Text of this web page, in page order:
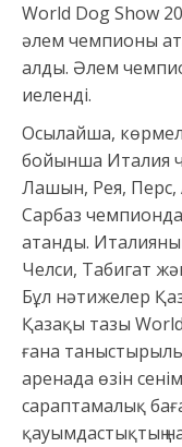
World Dog Show
әлем чемпионы
алды. Әлем
иеленді.
Осылайша,
бойынша Италия
Лашын, Рея, Перс,
Сарбаз
атанды.
Челси, Табигат
Бұл нәтижелер
Қазақы тазы
ғана
аренада өзін
сараптамалық
қауымдастықтың